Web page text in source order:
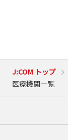
J:COM トップ
医療機関一覧